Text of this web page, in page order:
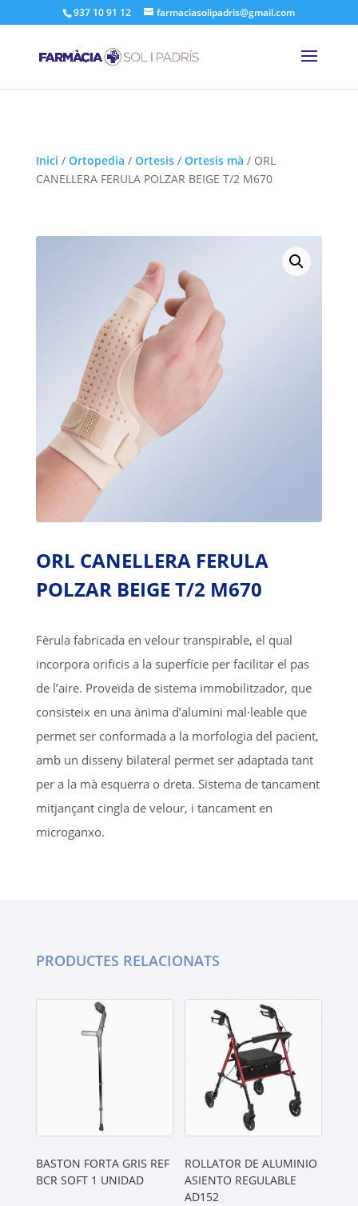
937 10 91 12 farmaciasolipadris@gmail.com
Inici / Ortopedia / Ortesis/ Ortesis mà / ORL
CANELLERA FERULA POLZAR BEIGE T/2 M670
ORL CANELLERA FERULA
POLZAR BEIGE T/2 M670
Fèrula fabricada en velour transpirable, el qual
incorpora orificis a la superfície per facilitar el pas
de l’aire. Proveïda de sistema immobilitzador, que
consisteix en una ànima d’alumini mal·leable que
permet ser conformada a la morfologia del pacient,
amb un disseny bilateral permet ser adaptada tant
per a la mà esquerra o dreta. Sistema de tancament
mitjançant cingla de velour, i tancament en
microganxo.
PRODUCTES RELACIONATS
BASTON FORTA GRIS REF
BCR SOFT 1 UNIDAD
ROLLATOR DE ALUMINIO
ASIENTO REGULABLE
AD152